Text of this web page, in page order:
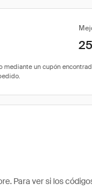
Para ver si los